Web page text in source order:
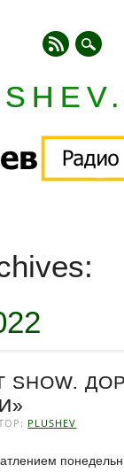
SHOW.
PLUSHEV